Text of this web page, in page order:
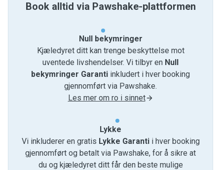
Book alltid via Pawshake-plattformen
Null bekymringer
Kjæledyret ditt kan trenge beskyttelse mot
uventede livshendelser. Vi tilbyr en Null
bekymringer Garanti inkludert i hver booking
gjennomført via Pawshake.
Les mer om ro i sinnet
Lykke
Vi inkluderer en gratis Lykke Garantii hver booking
gjennomført og betalt via Pawshake, for å sikre at
du og kjæledyret ditt får den beste mulige